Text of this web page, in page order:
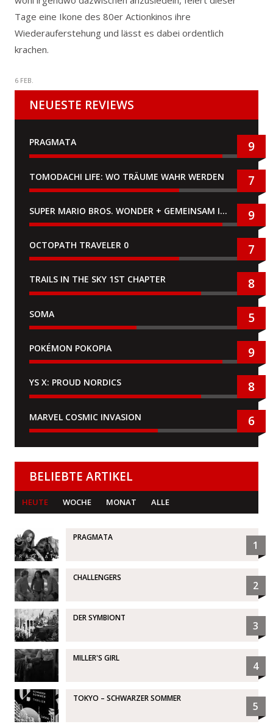
Tage eine Ikone des 80er Actionkinos ihre
Wiederauferstehung und lässt es dabei ordentlich
krachen.
6 FEB.
NEUESTE REVIEWS
PRAGMATA 9
TOMODACHI LIFE: WO TRÄUME WAHR WERDEN 7
SUPER MARIO BROS. WONDER + GEMEINSAM IM BELLABEL-PARK 9
OCTOPATH TRAVELER 0 7
TRAILS IN THE SKY 1ST CHAPTER 8
SOMA 5
POKÉMON POKOPIA 9
YS X: PROUD NORDICS 8
MARVEL COSMIC INVASION 6
BELIEBTE ARTIKEL
HEUTE WOCHE MONAT ALLE
PRAGMATA
1
CHALLENGERS
2
DER SYMBIONT
3
MILLER'S GIRL
4
TOKYO – SCHWARZER SOMMER
5